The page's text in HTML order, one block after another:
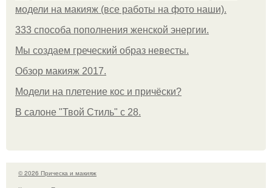
модели на макияж (все работы на фото наши).
333 способа пополнения женской энергии.
Мы создаем греческий образ невесты.
Обзор макияж 2017.
Модели на плетение кос и причёски?
В салоне "Твой Стиль" с 28.
© 2026 Прическа и макияж